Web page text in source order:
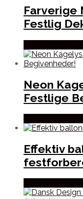
Farverige
Festlig
Neon
Festlige
Effektiv